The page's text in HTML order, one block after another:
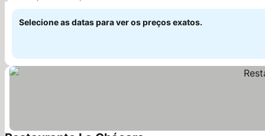
Selecione as datas para ver os preços exatos.